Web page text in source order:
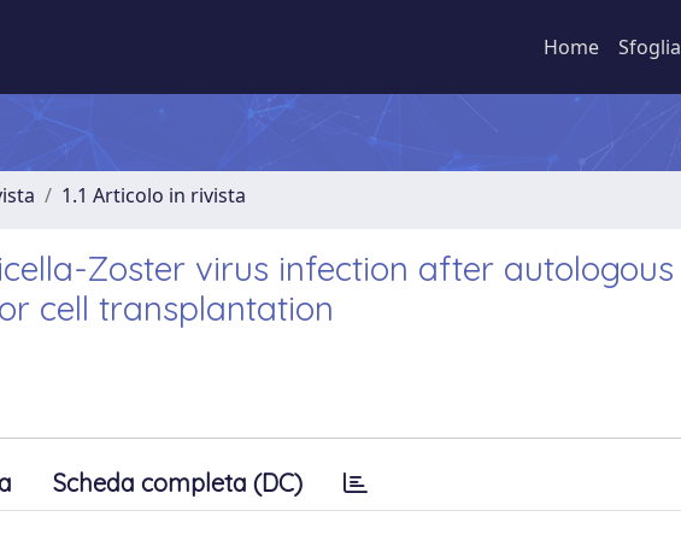
Home Sfoglia
1.1 Articolo in rivista
Zoster virus infection after autologous
cell transplantation
Scheda completa (DC)